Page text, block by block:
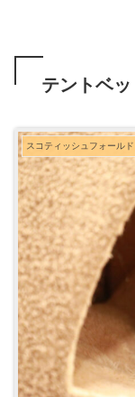
テントベッ
スコティッシュフォールド